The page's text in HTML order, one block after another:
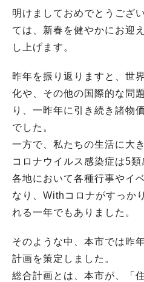
明けましておめでとうござ
ては、新春を健やかにお迎
し上げます。
昨年を振り返りますと、世
化や、その他の国際的な問
り、一昨年に引き続き諸物
でした。
一方で、私たちの生活に大
コロナウイルス感染症は5
各地において各種行事やイ
なり、Withコロナがすっか
れる一年でもありました。
そのような中、本市では昨
計画を策定しました。
総合計画とは、本市が、「